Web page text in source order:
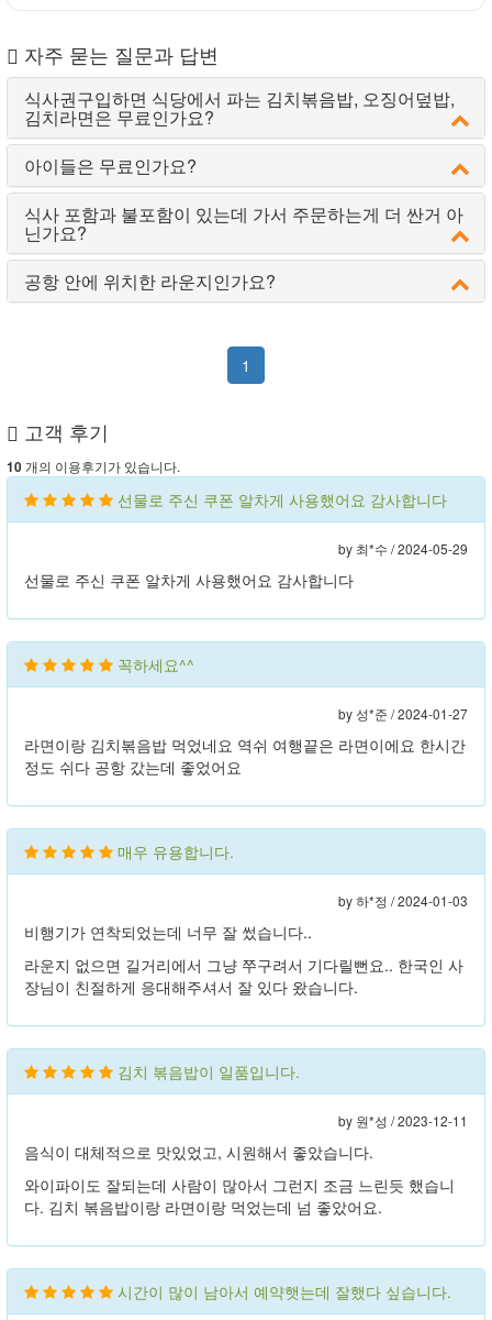
자주 묻는 질문과 답변
식사권구입하면 식당에서 파는 김치볶음밥, 오징어덮밥,
김치라면은 무료인가요?
아이들은 무료인가요?
식사 포함과 불포함이 있는데 가서 주문하는게 더 싼거 아
닌가요?
공항 안에 위치한 라운지인가요?
1
고객 후기
10 개의 이용후기가 있습니다.
선물로 주신 쿠폰 알차게 사용했어요 감사합니다
by 최*수 /2024-05-29
선물로 주신 쿠폰 알차게 사용했어요 감사합니다
꼭하세요^^
by 성*준 /2024-01-27
라면이랑 김치볶음밥 먹었네요 역쉬 여행끝은 라면이에요 한시간
정도 쉬다 공항 갔는데 좋었어요
매우 유용합니다.
by 하*정 /2024-01-03
비행기가 연착되었는데 너무 잘 썼습니다..
라운지 없으면 길거리에서 그냥 쭈구려서 기다릴뻔요.. 한국인 사
장님이 친절하게 응대해주셔서 잘 있다 왔습니다.
김치 볶음밥이 일품입니다.
by 원*성 /2023-12-11
음식이 대체적으로 맛있었고, 시원해서 좋았습니다.
와이파이도 잘되는데 사람이 많아서 그런지 조금 느린듯 했습니
다. 김치 볶음밥이랑 라면이랑 먹었는데 넘 좋았어요.
시간이 많이 남아서 예약햇는데 잘했다 싶습니다.